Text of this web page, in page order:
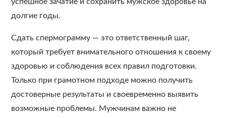
долгие годы.
Сдать спермограмму — это ответственный шаг,
который требует внимательного отношения к своему
здоровью и соблюдения всех правил подготовки.
Только при грамотном подходе можно получить
достоверные результаты и своевременно выявить
возможные проблемы. Мужчинам важно не